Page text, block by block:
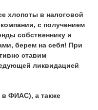
хлопоты в налоговой
с получением
собственнику и
берем на себя! При
ставим
ликвидацией
в ФИАС), а также